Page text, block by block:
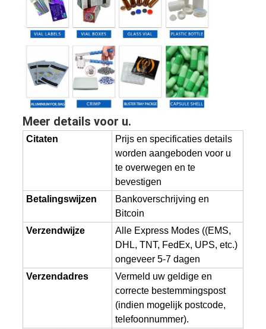
Meer details voor u.
Citaten
Prijs en specificaties details
worden aangeboden voor u
te overwegen en te
bevestigen
Betalingswijzen
Bankoverschrijving en
Bitcoin
Verzendwijze
Alle Express Modes ((EMS,
DHL, TNT, FedEx, UPS, etc.)
ongeveer 5-7 dagen
Verzendadres
Vermeld uw geldige en
correcte bestemmingspost
(indien mogelijk postcode,
telefoonnummer).